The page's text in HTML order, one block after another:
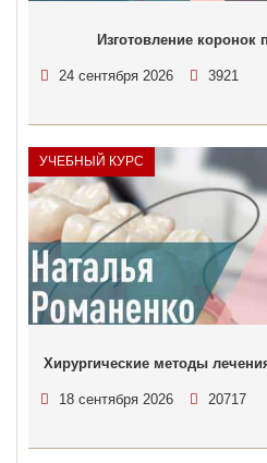
Изготовление коронок
24 сентября 2026 3921
УЧЕБНЫЙ КУРС
Хирургические методы
18 сентября 2026 20717